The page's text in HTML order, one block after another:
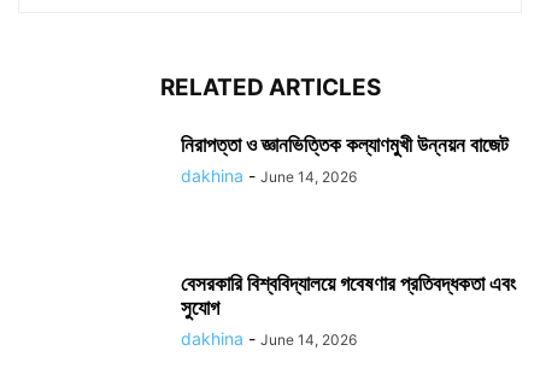
RELATED ARTICLES
নিরাপত্তা ও জ্ঞানভিত্তিক কল্যাণমুখী উন্নয়ন বাজেট
dakhina - June 14, 2026
বেসরকারি বিশ্ববিদ্যালয়ে গবেষণার প্রতিবদ্ধকতা এবং
সুযোগ
dakhina - June 14, 2026